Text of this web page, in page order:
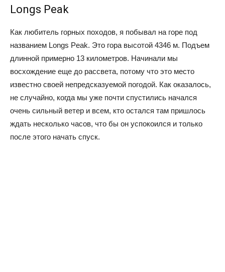
Longs Peak
Как любитель горных походов, я побывал на горе под
названием Longs Peak. Это гора высотой 4346 м. Подъем
длинной примерно 13 километров. Начинали мы
восхождение еще до рассвета, потому что это место
известно своей непредсказуемой погодой. Как оказалось,
не случайно, когда мы уже почти спустились начался
очень сильный ветер и всем, кто остался там пришлось
ждать несколько часов, что бы он успокоился и только
после этого начать спуск.